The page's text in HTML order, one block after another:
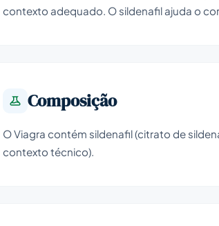
contexto adequado. O sildenafil ajuda o
Composição
O Viagra contém sildenafil (citrato de
contexto técnico).